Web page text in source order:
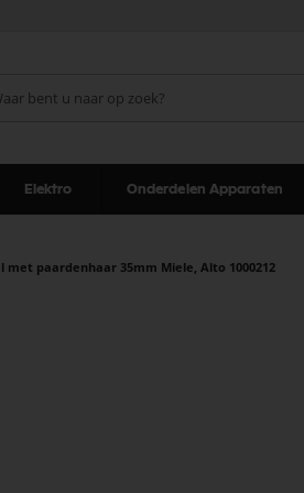
Elektro Onderdelen Apparaten
met paardenhaar 35mm Miele, Alto 1000212